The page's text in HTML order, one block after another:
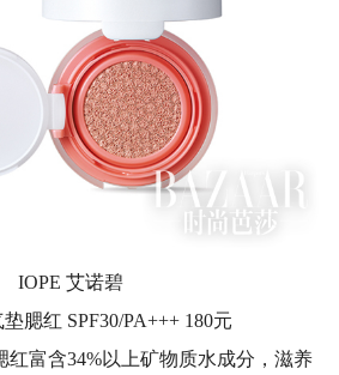
IOPE 艾诺碧
腮红 SPF30/PA+++ 180元
红富含34%以上矿物质水成分，滋养